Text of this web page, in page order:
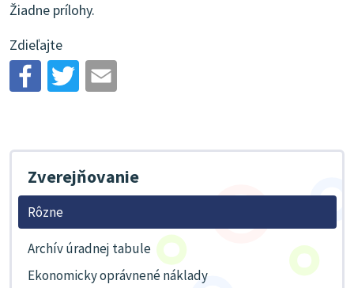
Žiadne prílohy.
Zdieľajte
Zverejňovanie
Rôzne
Archív úradnej tabule
Ekonomicky oprávnené náklady